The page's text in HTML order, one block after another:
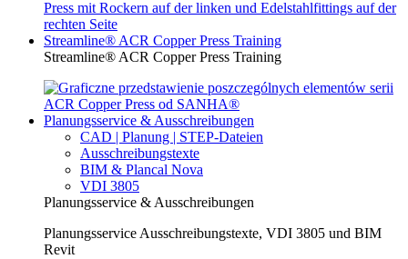
Streamline® ACR Copper Press Training
Streamline® ACR Copper Press Training
Planungsservice & Ausschreibungen
CAD | Planung | STEP-Dateien
Ausschreibungstexte
BIM & Plancal Nova
VDI 3805
Planungsservice & Ausschreibungen
Planungsservice Ausschreibungstexte, VDI 3805 und BIM
Revit